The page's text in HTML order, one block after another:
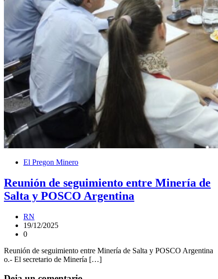
El Pregon Minero
Reunión de seguimiento entre Minería de
Salta y POSCO Argentina
RN
19/12/2025
0
Reunión de seguimiento entre Minería de Salta y POSCO Argentina
o.- El secretario de Minería […]